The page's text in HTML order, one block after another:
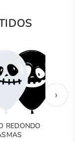
REDONDO
›